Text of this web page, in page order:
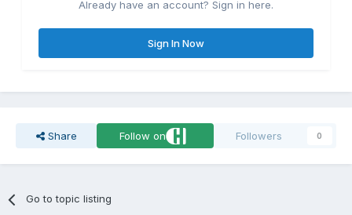
Already have an account? Sign in here.
Sign In Now
Share Follow on Followers 0
Go to topic listing